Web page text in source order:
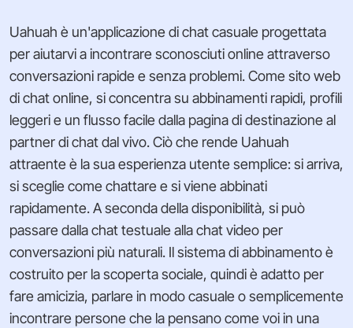
Uahuah è un'applicazione di chat casuale progettata
per aiutarvi a incontrare sconosciuti online attraverso
conversazioni rapide e senza problemi. Come sito web
di chat online, si concentra su abbinamenti rapidi, profili
leggeri e un flusso facile dalla pagina di destinazione al
partner di chat dal vivo. Ciò che rende Uahuah
attraente è la sua esperienza utente semplice: si arriva,
si sceglie come chattare e si viene abbinati
rapidamente. A seconda della disponibilità, si può
passare dalla chat testuale alla chat video per
conversazioni più naturali. Il sistema di abbinamento è
costruito per la scoperta sociale, quindi è adatto per
fare amicizia, parlare in modo casuale o semplicemente
incontrare persone che la pensano come voi in una